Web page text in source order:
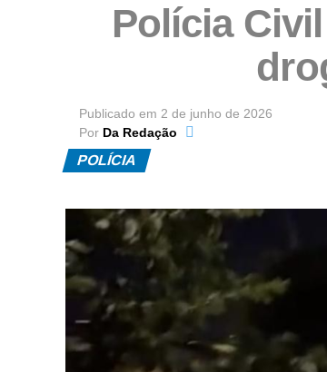
Polícia
Publicado em 2 de junho de 2026
Por Da Redação
POLÍCIA